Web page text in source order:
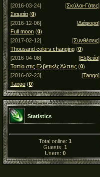
[2016-03-24] [Σκύλοι-Γάτες]
Σιαμαία (0)
[2016-12-06]
[Διάφορα]
Full moon (0)
[2017-02-12]
[Συνθέσεις]
Thousand colors changing (0)
[2016-04-08]
[Ελβετία]
Τοπίο στις Ελβετικές Άλπεις (0)
[2016-02-23]
[Tango]
Tango (0)
Statistics
Total online: 1
Guests: 1
Users: 0